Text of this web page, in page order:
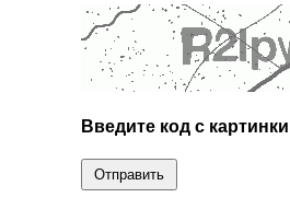
Введите код с
Отправить